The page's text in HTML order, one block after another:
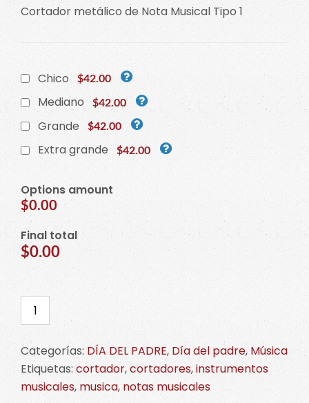
Cortador metálico de Nota Musical Tipo 1
Chico $42.00
Mediano $42.00
Grande $42.00
Extra grande $42.00
Options amount
$0.00
Final total
$0.00
Cortador
de
Nota
Musical
Tipo
1
Categorías: DÍA DEL PADRE, Día del padre, Música
Etiquetas: cortador,cortadores,instrumentos
musicales, musica, notas musicales